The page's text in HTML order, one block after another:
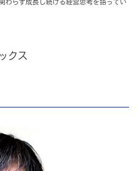
クス